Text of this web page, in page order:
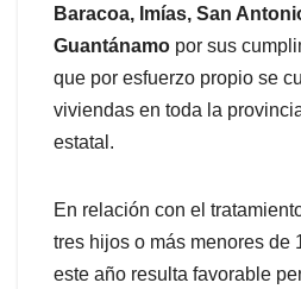
Baracoa, Imías, San
Guantánamo por sus
que por esfuerzo propio se
viviendas en toda la
estatal.
En relación con el
tres hijos o más menores de
este año resulta favorable